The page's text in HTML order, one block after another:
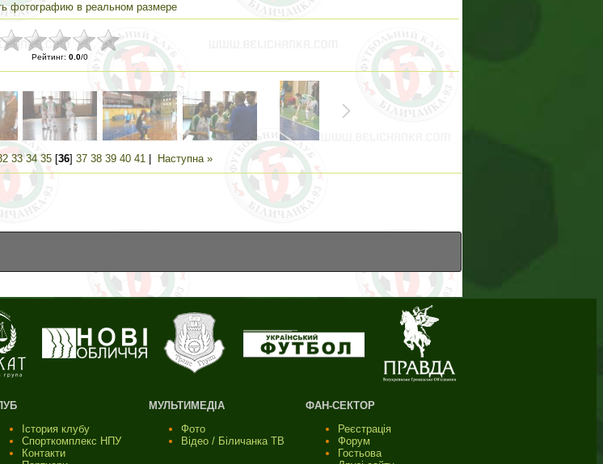
фотографию в реальном размере
Рейтинг: 0.0/0
33 34 35[36] 37 38 39 40 41| Наступна »
Істория клубу
Спорткомплекс НПУ
Контакти
МУЛЬТИМЕДІА
Фото
Відео / Біличанка ТВ
ФАН-СЕКТОР
Реєстрація
Форум
Гостьова